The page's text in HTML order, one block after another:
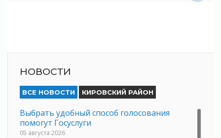
НОВОСТИ
ВСЕ НОВОСТИ КИРОВСКИЙ РАЙОН
Выбрать удобный способ голосования
помогут Госуслуги
05 августа 2026